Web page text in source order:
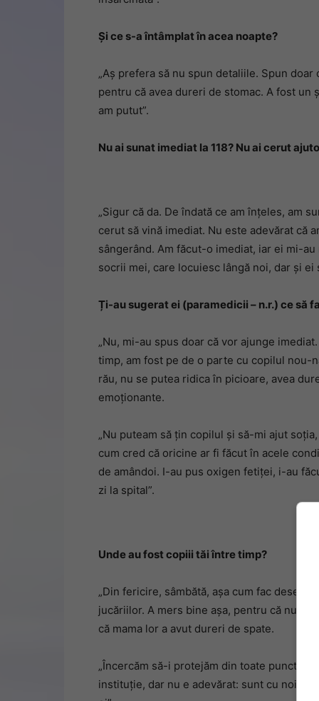
Și ce s-a întâmplat în acea noapte?
„Aș prefera să nu spun detaliile. Spun
pentru că avea dureri de stomac. A fost un
am putut”.
Nu ai sunat imediat la 118? Nu ai cerut
„Sigur că da. De îndată ce am înțeles, am
cerut să vină imediat. Nu este adevărat că
sângerând. Am făcut-o imediat, iar ei mi-
socrii mei, care locuiesc lângă noi, dar și ei
Ți-au sugerat ei (paramedicii – n.r.) ce să
„Nu, mi-au spus doar că vor ajunge
timp, am fost pe de o parte cu copilul nou-
rău, nu se putea ridica în picioare, avea
emoționante.
„Nu puteam să țin copilul și să-mi ajut
cum cred că oricine ar fi făcut în acele
de amândoi. I-au pus oxigen fetiței, i-au
zi la spital”.
Unde au fost copiii tăi între timp?
„Din fericire, sâmbătă, așa cum fac
jucăriilor. A mers bine așa, pentru că nu au
că mama lor a avut dureri de spate.
„Încercăm să-i protejăm din toate punctele
instituție, dar nu e adevărat: sunt cu noi și